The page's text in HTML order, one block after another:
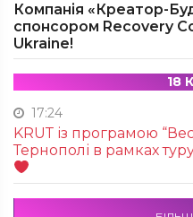
Компанія «Креатор-
спонсором Recovery
Ukraine!
18
17:24
KRUТ із програмою
Тернополі в рамках